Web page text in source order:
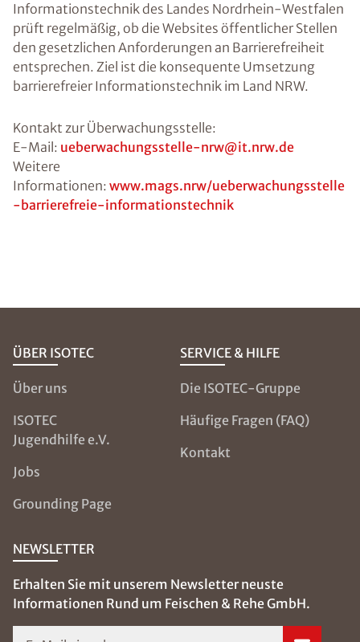
Informationstechnik des Landes Nordrhein-Westfalen
prüft regelmäßig, ob die Websites öffentlicher Stellen
den gesetzlichen Anforderungen an Barrierefreiheit
entsprechen. Ziel ist die konsequente Umsetzung
barrierefreier Informationstechnik im Land NRW.
Kontakt zur Überwachungsstelle:
E-Mail: ueberwachungsstelle-nrw@it.nrw.de
Weitere
Informationen: www.mags.nrw/ueberwachungsstelle
-barrierefreie-informationstechnik
ÜBER ISOTEC
Über uns
ISOTEC
Jugendhilfe e.V.
Jobs
Grounding Page
SERVICE & HILFE
Die ISOTEC-Gruppe
Häufige Fragen (FAQ)
Kontakt
NEWSLETTER
Erhalten Sie mit unserem Newsletter neuste
Informationen Rund um Feischen & Rehe GmbH.